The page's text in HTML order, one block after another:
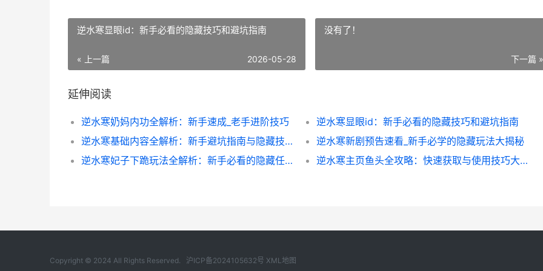
逆水寒显眼id：新手必看的隐藏技巧和避坑指南
« 上一篇 2026-05-28
没有了！
下一篇 »
延伸阅读
逆水寒奶妈内功全解析：新手速成_老手进阶技巧
逆水寒显眼id：新手必看的隐藏技巧和避坑指南
逆水寒基础内容全解析：新手避坑指南与隐藏技巧大揭秘
逆水寒新剧预告速看_新手必学的隐藏玩法大揭秘
逆水寒妃子下跪玩法全解析：新手必看的隐藏任务攻略
逆水寒主页鱼头全攻略：快速获取与使用技巧大揭秘_
Copyright © 2024 All Rights Reserved. 沪ICP备2024105632号 XML地图